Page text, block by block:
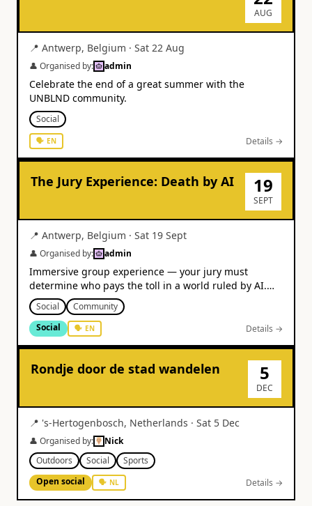
AUG
📍 Antwerp, Belgium · Sat 22 Aug
👤 Organised by: admin
Celebrate the end of a great summer with the
UNBLND community.
Social
🗣 EN Details →
The Jury Experience: Death by AI 19
SEPT
📍 Antwerp, Belgium · Sat 19 Sept
👤 Organised by: admin
Immersive group experience — your jury must
determine who pays the toll in a world ruled by AI.
From €31.
Social
Community
Social
🗣 EN Details →
Rondje door de stad wandelen 5
DEC
📍 's-Hertogenbosch, Netherlands · Sat 5 Dec
👤 Organised by:
Nick
Outdoors
Social
Sports
Open social
🗣 NL Details →